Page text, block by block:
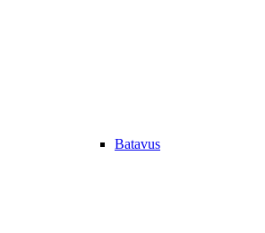
Batavus